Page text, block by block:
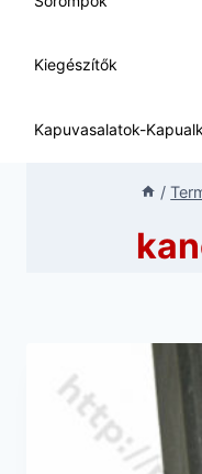
Kiegészítők
Kapuvasalatok-
/